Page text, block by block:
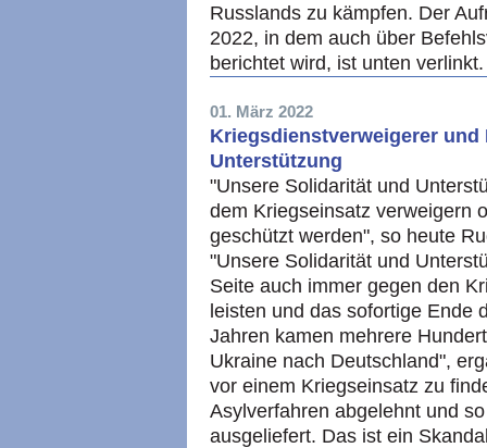
Russlands zu kämpfen. Der
2022, in dem auch über
berichtet wird, ist unten
01. März 2022
Kriegsdienstverweigerer und
Unterstützung
"Unsere Solidarität und
dem Kriegseinsatz verweigern
geschützt werden", so heute
"Unsere Solidarität und
Seite auch immer gegen den
leisten und das sofortige Ende
Jahren kamen mehrere
Ukraine nach Deutschland",
vor einem Kriegseinsatz zu
Asylverfahren abgelehnt und
ausgeliefert. Das ist ein